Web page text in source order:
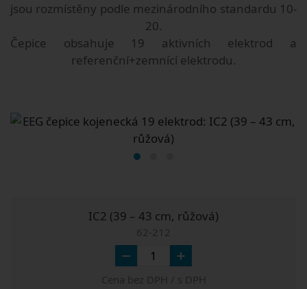
jsou rozmístěny podle mezinárodního standardu 10-
20.
Čepice obsahuje 19 aktivních elektrod a
referenční+zemnící elektrodu.
IC2 (39 – 43 cm, růžová)
62-212
Cena bez DPH / s DPH